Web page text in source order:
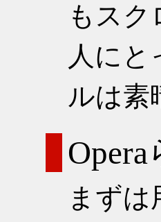
もスク
人に
ルは素
まず